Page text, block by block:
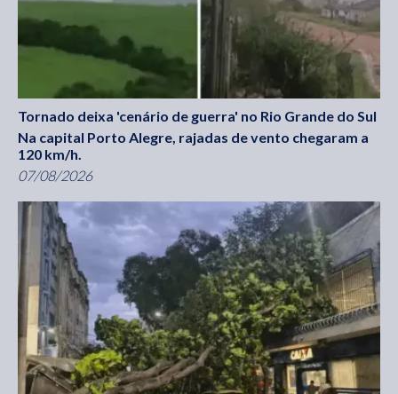
Tornado deixa 'cenário de guerra' no Rio Grande do Sul
Na capital Porto Alegre, rajadas de vento chegaram a
120 km/h.
07/08/2026